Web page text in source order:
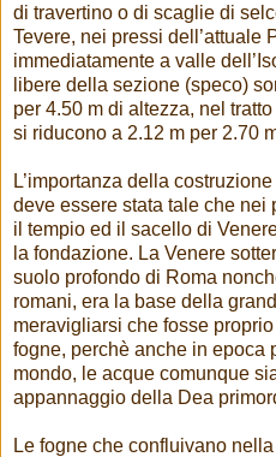
di travertino o di scaglie di
Tevere, nei pressi dell’attuale
immediatamente a valle
libere della sezione (speco)
per 4.50 m di altezza, nel
si riducono a 2.12 m per 2.70
L’importanza della
deve essere stata tale che nei
il tempio ed il sacello di
la fondazione. La Venere
suolo profondo di Roma
romani, era la base della
meravigliarsi che fosse
fogne, perchè anche in epoca
mondo, le acque comunque
appannaggio della Dea
Le fogne che confluivano